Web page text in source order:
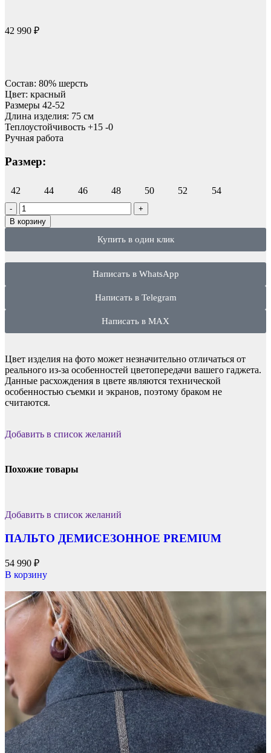
42 990 ₽
Состав: 80% шерсть
Цвет: красный
Размеры 42-52
Длина изделия: 75 см
Теплоустойчивость +15 -0
Ручная работа
Размер:
42 44 46 48 50 52 54
В корзину
Купить в один клик
Написать в WhatsApp
Написать в Telegram
Написать в MAX
Цвет изделия на фото может незначительно отличаться от
реального из-за особенностей цветопередачи вашего гаджета.
Данные расхождения в цвете являются технической
особенностью съемки и экранов, поэтому браком не
считаются.
Добавить в список желаний
Похожие товары
Добавить в список желаний
ПАЛЬТО ДЕМИСЕЗОННОЕ PREMIUM
54 990 ₽
В корзину